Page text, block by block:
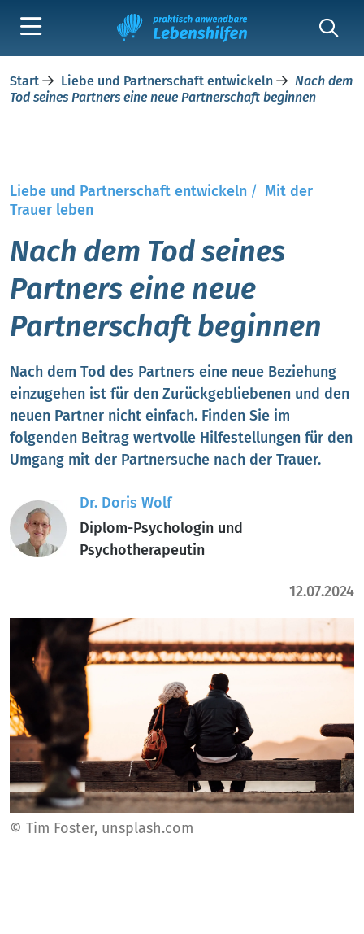
Start Liebe und Partnerschaft entwickeln
Nach dem
Tod seines Partners eine neue Partnerschaft beginnen
Liebe und Partnerschaft entwickeln / Mit der
Trauer leben
Nach dem Tod seines
Partners eine neue
Partnerschaft beginnen
Nach dem Tod des Partners eine neue Beziehung
einzugehen ist für den Zurückgebliebenen und den
neuen Partner nicht einfach. Finden Sie im
folgenden Beitrag wertvolle Hilfestellungen für den
Umgang mit der Partnersuche nach der Trauer.
Dr. Doris Wolf
Diplom-Psychologin und
Psychotherapeutin
12.07.2024
© Tim Foster, unsplash.com